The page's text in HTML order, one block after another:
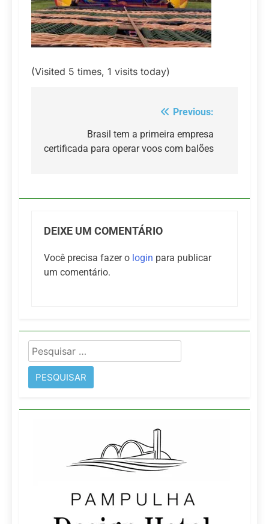
(Visited 5 times, 1 visits today)
Previous:
Brasil tem a primeira empresa
certificada para operar voos com balões
DEIXE UM COMENTÁRIO
Você precisa fazer o login para publicar
um comentário.
Pesquisar
por: